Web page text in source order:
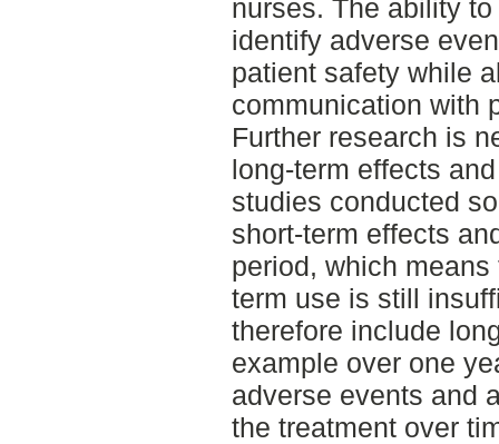
nurses. The ability
identify adverse
patient safety while
communication with
Further research is
long-term effects
studies conducted
short-term effects
period, which
term use is still
therefore include
example over one
adverse events and
the treatment over